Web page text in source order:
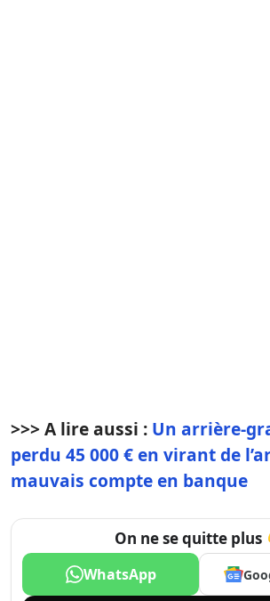
>>> A lire aussi : Un arrière-
perdu 45 000 € en virant de
mauvais compte en banque
On ne se quitte plus
WhatsApp